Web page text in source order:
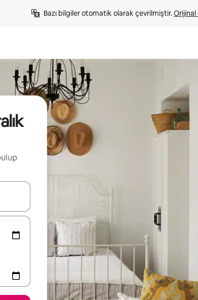
Bazı bilgiler otomatik olarak çevrilmiştir.
oklarıyla gezinin veya dokunarak ya da kaydırma